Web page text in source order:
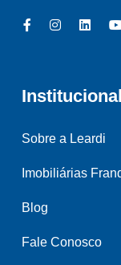
Institucional
Sobre a Leardi
Imobiliárias
Blog
Fale Conosco